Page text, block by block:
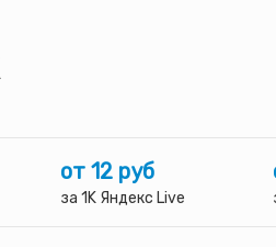
от 12 руб
за 1K Яндекс Live